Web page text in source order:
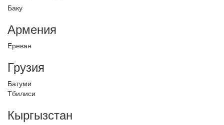
Баку
Армения
Ереван
Грузия
Батуми
Тбилиси
Кыргызстан